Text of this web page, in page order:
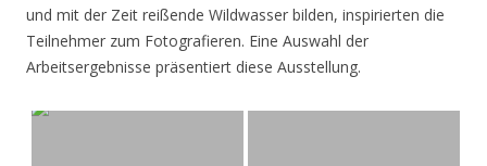
und mit der Zeit reißende Wildwasser bilden, inspirierten die
Teilnehmer zum Fotografieren. Eine Auswahl der
Arbeitsergebnisse präsentiert diese Ausstellung.